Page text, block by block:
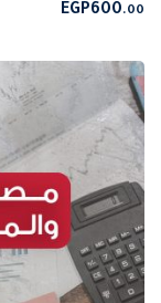
EGP600.00